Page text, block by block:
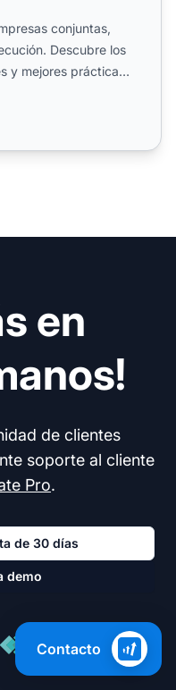
conjuntas,
Descubre los
y mejores prácticas
en
de clientes
soporte al cliente
Pro.
de 30 días
demo
Contacto